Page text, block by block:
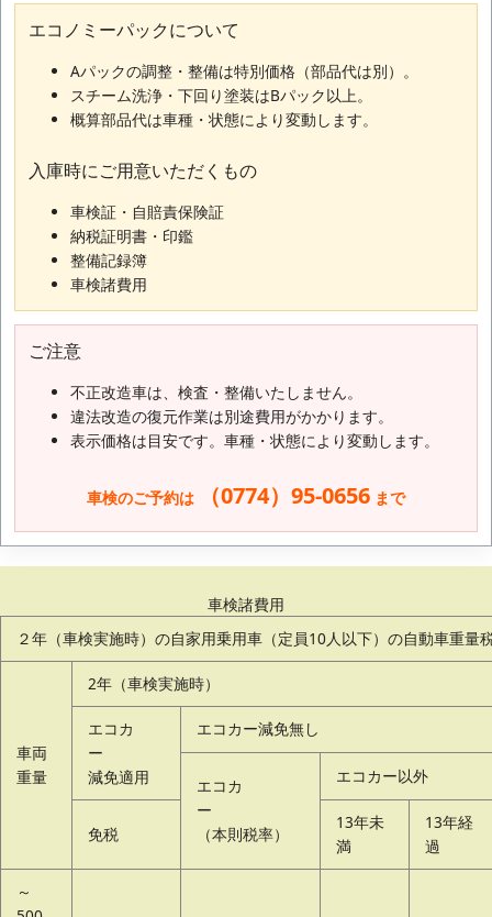
エコノミーパックについて
Aパックの調整・整備は特別価格（部品代は別）。
スチーム洗浄・下回り塗装はBパック以上。
概算部品代は車種・状態により変動します。
入庫時にご用意いただくもの
車検証・自賠責保険証
納税証明書・印鑑
整備記録簿
車検諸費用
ご注意
不正改造車は、検査・整備いたしません。
違法改造の復元作業は別途費用がかかります。
表示価格は目安です。車種・状態により変動します。
車検のご予約は （0774）95-0656 まで
車検諸費用
２年（車検実施時）の自家用乗用車（定員10人以下）の自動車重量
車両
重量
2年（車検実施時）
エコカ
ー
減免適用
エコカー減免無し
エコカ
ー
（本則税率）
エコカー以外
免税
13年未
満
13年経
過
～